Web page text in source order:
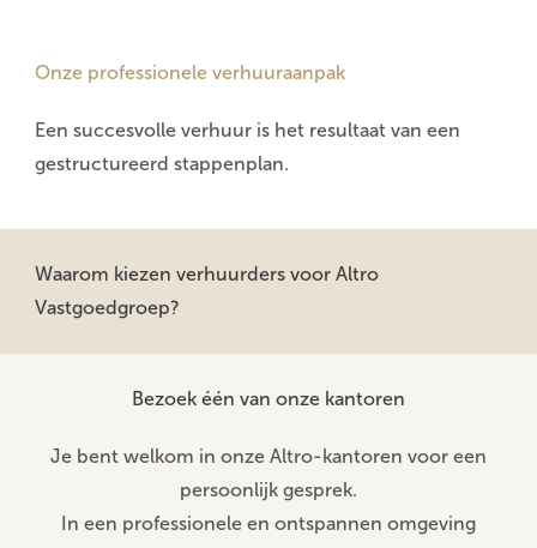
Onze professionele verhuuraanpak
Een succesvolle verhuur is het resultaat van een
gestructureerd stappenplan.
Waarom kiezen verhuurders voor Altro
Vastgoedgroep?
Bezoek één van onze kantoren
Je bent welkom in onze Altro-kantoren voor een
persoonlijk gesprek.
In een professionele en ontspannen omgeving